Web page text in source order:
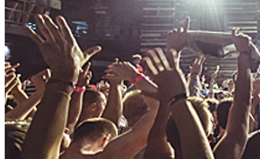
Top Ventus d.o.o.
Petra Svačića 21, 10000 Zagreb, Kroatien
W-IdNr: 85356794956
Telefon: +385 95 7328 532
Email: info@ventustravel.eu
Powered by
Nokumo.